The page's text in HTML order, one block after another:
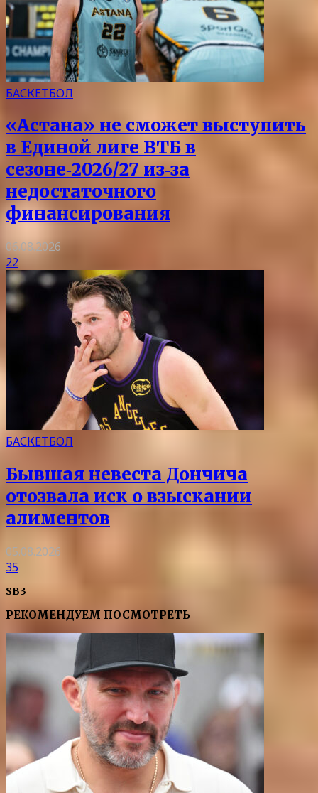
БАСКЕТБОЛ
«Астана» не сможет выступить
в Единой лиге ВТБ в
сезоне‑2026/27 из‑за
недостаточного
финансирования
06.08.2026
22
БАСКЕТБОЛ
Бывшая невеста Дончича
отозвала иск о взыскании
алиментов
05.08.2026
35
SB3
РЕКОМЕНДУЕМ ПОСМОТРЕТЬ